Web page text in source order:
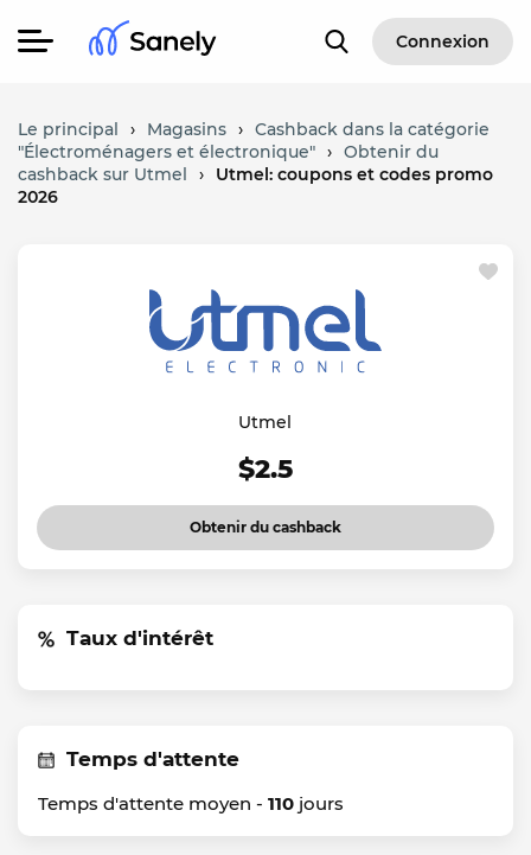
Connexion
Le principal › Magasins › Cashback dans la catégorie
"Électroménagers et électronique" › Obtenir du
cashback sur Utmel
›
Utmel: coupons et codes promo
2026
Utmel
$2.5
Obtenir du cashback
Taux d'intérêt
Temps d'attente
Temps d'attente moyen - 110 jours